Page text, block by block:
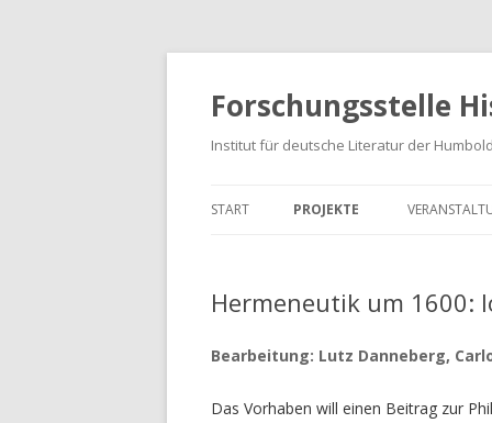
Forschungsstelle
Institut für deutsche Literatur der
START PROJEKTE
GESCHICHTE DER ÄSTHETIK
WISSENSCHAFTSGESCHICHTE
TAGUNGEN
Hermeneutik um 1600:
Bearbeitung: Lutz Danneberg,
Das Vorhaben will einen Beitrag zur